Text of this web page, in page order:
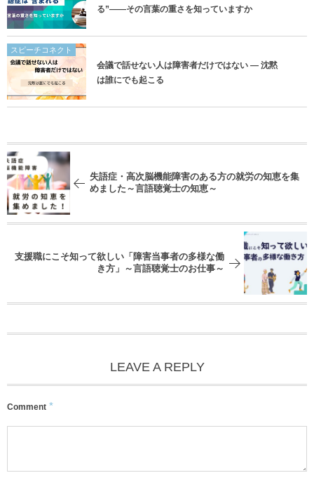
る”——その言葉の重さを知っていますか
スピーチコネクト
会議で話せない人は障害者だけではない ― 沈黙
は誰にでも起こる
失語症・高次脳機能障害のある方の就労の知恵を集
めました～言語聴覚士の知恵～
支援職にこそ知って欲しい「障害当事者の多様な働
き方」～言語聴覚士のお仕事～
LEAVE A REPLY
Comment *